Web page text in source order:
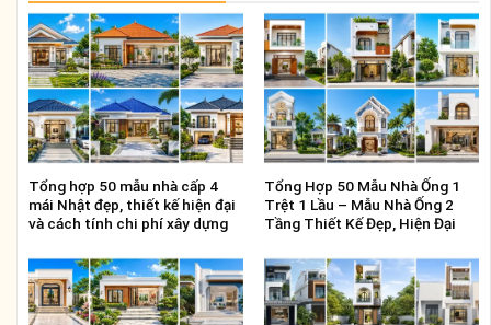
Tổng hợp 50 mẫu nhà cấp 4
mái Nhật đẹp, thiết kế hiện đại
và cách tính chi phí xây dựng
Tổng Hợp 50 Mẫu Nhà Ống 1
Trệt 1 Lầu – Mẫu Nhà Ống 2
Tầng Thiết Kế Đẹp, Hiện Đại